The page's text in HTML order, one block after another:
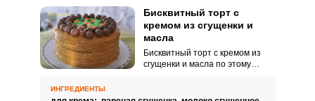
Бисквитный торт с
кремом из сгущенки и
масла
Бисквитный торт с кремом из
сгущенки и масла по этому
шоколадного, испеченного с
ИНГРЕДИЕНТЫ